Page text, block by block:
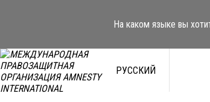
На каком языке вы
РУССКИЙ